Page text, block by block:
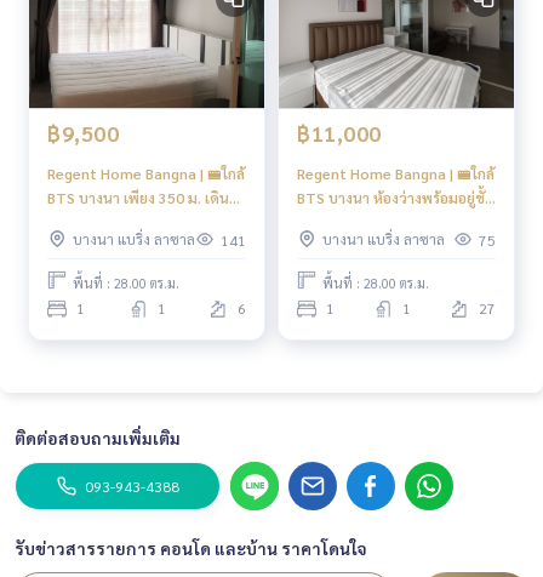
#Kob
฿9,500
Regent Home Bangna | 🚝ใกล้
BTS บางนา เพียง 350 ม. เดิน
#HL บางนา แบริ่ง ลาซาล 141
พื้นที่ : 28.00 ตร.ม.
1 1 6
฿11,000
Regent Home Bangna | 🚝ใกล้
BTS บางนา ห้องว่างพร้อมอยู่ชั้น
คุยได้ #HL Focus
บางนา แบริ่ง ลาซาล 75
พื้นที่ : 28.00 ตร.ม.
1 1 27
ติดต่อสอบถามเพิ่มเติม
093-943-4388
รับข่าวสารรายการ คอนโด และบ้าน ราคาโดนใจ